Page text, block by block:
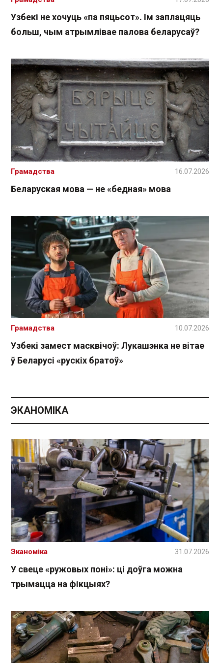
Узбекі не хочуць «па пяцьсот». Ім заплацяць
больш, чым атрымлівае палова беларусаў?
Беларуская мова — не «бедная» мова
Грамадства 16.07.2026
Узбекі замест масквічоў: Лукашэнка не вітае
ў Беларусі «рускіх братоў»
Грамадства 10.07.2026
ЭКАНОМІКА
У свеце «ружовых поні»: ці доўга можна
трымацца на фікцыях?
Эканоміка 31.07.2026